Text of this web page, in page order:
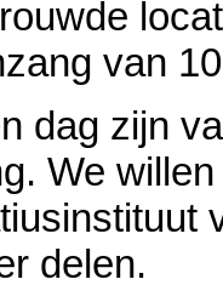
van
dag zijn
We
delen.